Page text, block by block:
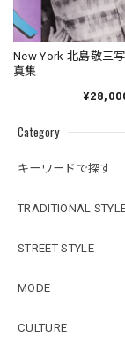
Category
キーワードで探す
TRADITIONAL
STREET STYLE
MODE
CULTURE
New York 北島敬三写
真集